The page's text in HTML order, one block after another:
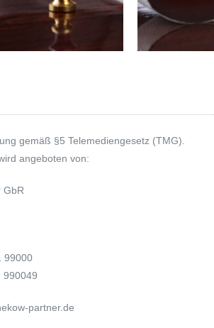
gemäß §5 Telemediengesetz (TMG).
angeboten von:
GbR
99000
990049
partner.de